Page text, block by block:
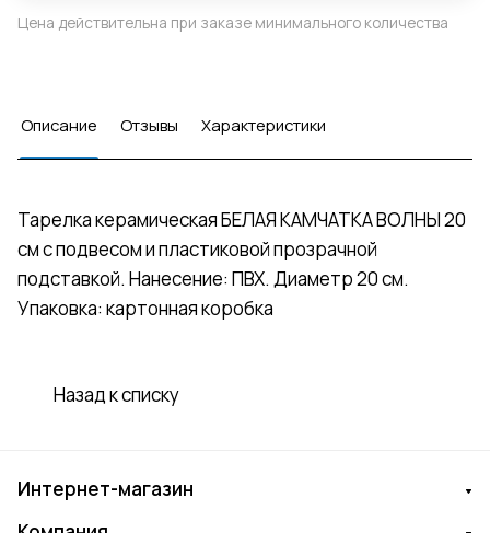
Цена действительна при заказе минимального количества
Описание Отзывы Характеристики
Тарелка керамическая БЕЛАЯ КАМЧАТКА ВОЛНЫ 20
см с подвесом и пластиковой прозрачной
подставкой. Нанесение: ПВХ. Диаметр 20 см.
Упаковка: картонная коробка
Назад к списку
Интернет-магазин